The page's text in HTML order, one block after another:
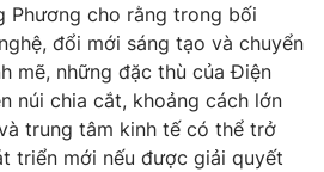
Infographic
Shorts video
VTV Thể thao
Phương cho rằng trong bối
đổi mới sáng tạo và chuyển
mẽ, những đặc thù của Điện
núi chia cắt, khoảng cách lớn
trung tâm kinh tế có thể trở
triển mới nếu được giải quyết